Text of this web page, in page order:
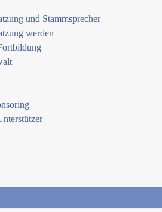
und Stammsprecher
werden